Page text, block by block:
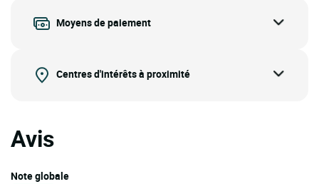
Moyens de paiement
Centres d'intérêts à proximité
Avis
Note globale